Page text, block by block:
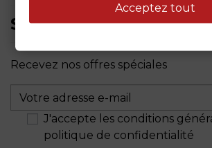
SIÈGE SOCIAL
Recevez nos offres spéciales
J'accepte les conditions
politique de confidentialité
Acceptez tout